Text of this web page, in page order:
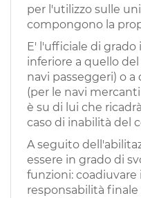
FR
IT
DE
ES
per l'utilizzo sulle
compongono la
E' l'ufficiale di
inferiore a quello
navi passeggeri) o
(per le navi
è su di lui che
caso di inabilità del
A seguito
essere in grado di
funzioni:
responsabilità finale